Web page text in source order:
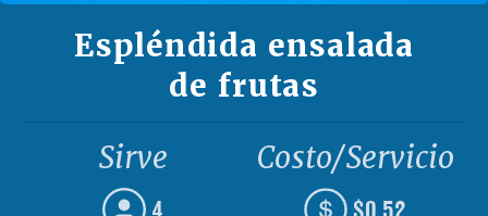
Espléndida ensalada
de frutas
Sirve
Costo/Servicio